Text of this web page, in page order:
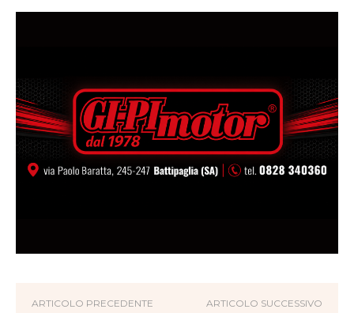
ARTICOLO PRECEDENTE ARTICOLO SUCCESSIVO